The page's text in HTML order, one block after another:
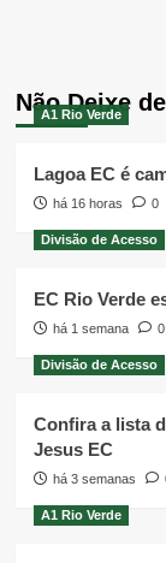
Não Deixe
A1 Rio Verde
Lagoa EC é
há 16 horas 0
Divisão de Acesso
EC Rio Verde
há 1 semana 0
Divisão de Acesso
Confira a lista
Jesus EC
há 3 semanas
A1 Rio Verde